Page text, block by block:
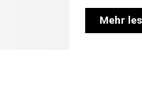
Mehr